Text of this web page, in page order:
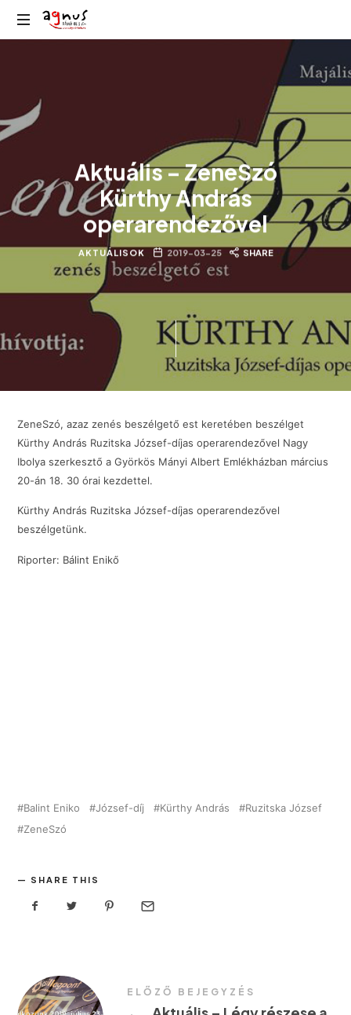
Agnus
Aktuális – ZeneSzó
Kürthy András
operarendezővel
AKTUÁLISOK 2019-03-25 SHARE
ZeneSzó, azaz zenés beszélgető est keretében beszélget
Kürthy András Ruzitska József-díjas operarendezővel Nagy
Ibolya szerkesztő a Györkös Mányi Albert Emlékházban március
20-án 18. 30 órai kezdettel.
Kürthy András Ruzitska József-díjas operarendezővel
beszélgetünk.
Riporter: Bálint Enikő
Balint Eniko József-díj Kürthy András
Ruzitska József
ZeneSzó
SHARE THIS
ELŐZŐ BEJEGYZÉS